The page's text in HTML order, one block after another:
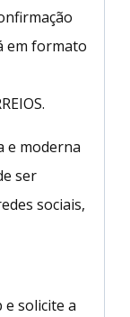
em formato
e moderna
ser
sociais,
solicite a